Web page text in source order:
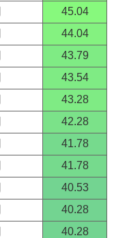
45.04
44.04
43.79
43.54
43.28
42.28
41.78
41.78
40.53
40.28
40.28